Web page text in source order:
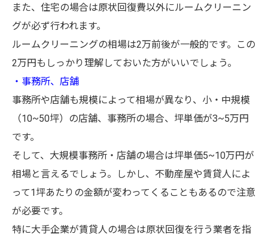
また、住宅の場合は原状回復費以外にルームクリーニン
グが必ず行われます。
ルームクリーニングの相場は2万前後が一般的です。この
2万円もしっかり理解しておいた方がいいでしょう。
・事務所、店舗
事務所や店舗も規模によって相場が異なり、小・中規模
（10~50坪）の店舗、事務所の場合、坪単価が3~5万円
です。
そして、大規模事務所・店舗の場合は坪単価5~10万円が
相場と言えるでしょう。しかし、不動産屋や賃貸人によ
って1坪あたりの金額が変わってくることもあるので注意
が必要です。
特に大手企業が賃貸人の場合は原状回復を行う業者を指